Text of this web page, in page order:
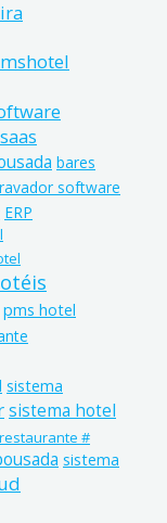
bares
software
ERP
pms hotel
sistema
sistema hotel
#
sistema